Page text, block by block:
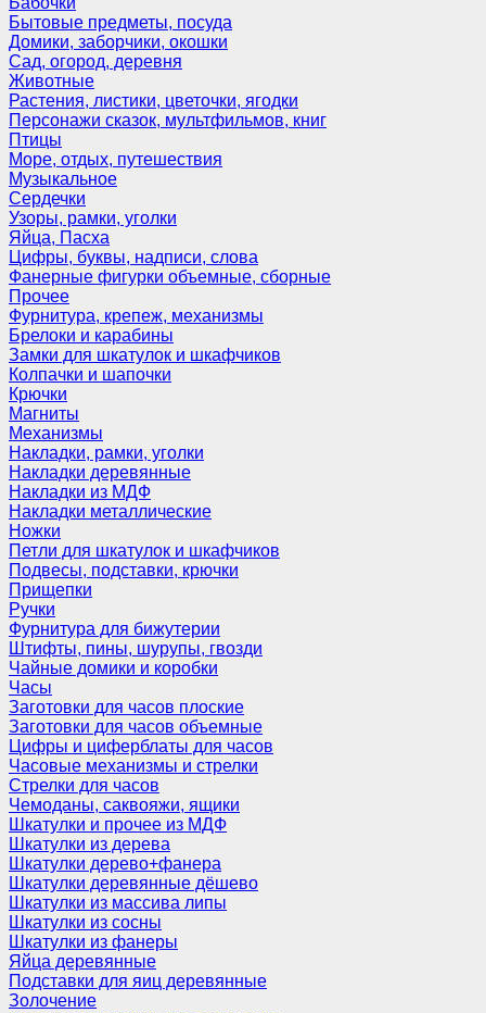
Бытовые предметы, посуда
Домики, заборчики, окошки
Сад, огород, деревня
Животные
Растения, листики, цветочки, ягодки
Персонажи сказок, мультфильмов, книг
Птицы
Море, отдых, путешествия
Музыкальное
Сердечки
Узоры, рамки, уголки
Яйца, Пасха
Цифры, буквы, надписи, слова
Фанерные фигурки объемные, сборные
Прочее
Фурнитура, крепеж, механизмы
Брелоки и карабины
Замки для шкатулок и шкафчиков
Колпачки и шапочки
Крючки
Магниты
Механизмы
Накладки, рамки, уголки
Накладки деревянные
Накладки из МДФ
Накладки металлические
Ножки
Петли для шкатулок и шкафчиков
Подвесы, подставки, крючки
Прищепки
Ручки
Фурнитура для бижутерии
Штифты, пины, шурупы, гвозди
Чайные домики и коробки
Часы
Заготовки для часов плоские
Заготовки для часов объемные
Цифры и циферблаты для часов
Часовые механизмы и стрелки
Стрелки для часов
Чемоданы, саквояжи, ящики
Шкатулки и прочее из МДФ
Шкатулки из дерева
Шкатулки дерево+фанера
Шкатулки деревянные дёшево
Шкатулки из массива липы
Шкатулки из сосны
Шкатулки из фанеры
Яйца деревянные
Подставки для яиц деревянные
Золочение